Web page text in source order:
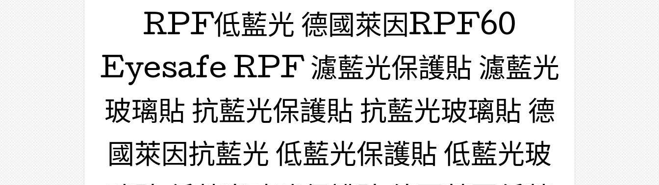
RPF低藍光 德國萊因RPF60
Eyesafe RPF 濾藍光保護貼 濾藍光
玻璃貼 抗藍光保護貼 抗藍光玻璃貼 德
國萊因抗藍光 低藍光保護貼 低藍光玻